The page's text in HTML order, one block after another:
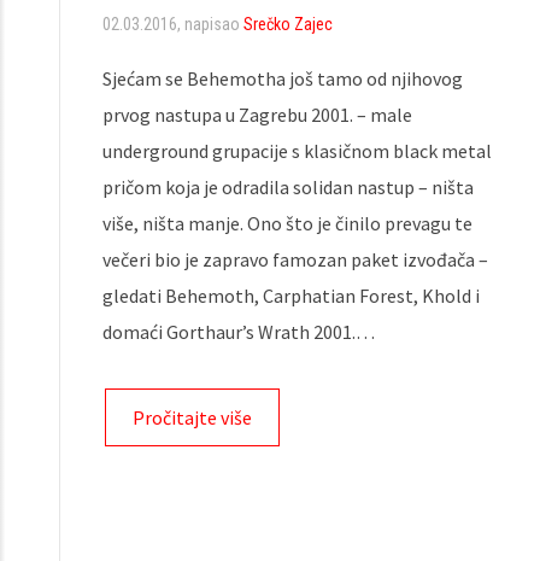
02.03.2016, napisao Srečko Zajec
Sjećam se Behemotha još tamo od njihovog
prvog nastupa u Zagrebu 2001. – male
underground grupacije s klasičnom black metal
pričom koja je odradila solidan nastup – ništa
više, ništa manje. Ono što je činilo prevagu te
večeri bio je zapravo famozan paket izvođača –
gledati Behemoth, Carphatian Forest, Khold i
domaći Gorthaur’s Wrath 2001.…
Pročitajte više